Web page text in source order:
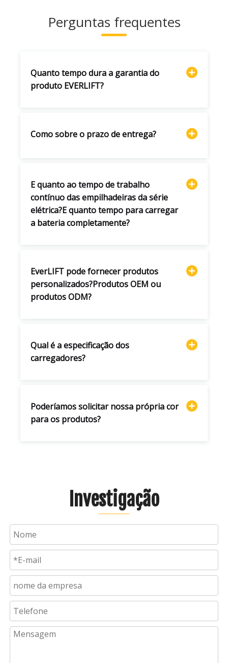
Perguntas frequentes
Quanto tempo dura a garantia do
produto EVERLIFT?
Como sobre o prazo de entrega?
E quanto ao tempo de trabalho
contínuo das empilhadeiras da série
elétrica?E quanto tempo para carregar
a bateria completamente?
EverLIFT pode fornecer produtos
personalizados?Produtos OEM ou
produtos ODM?
Qual é a especificação dos
carregadores?
Poderíamos solicitar nossa própria cor
para os produtos?
Investigação